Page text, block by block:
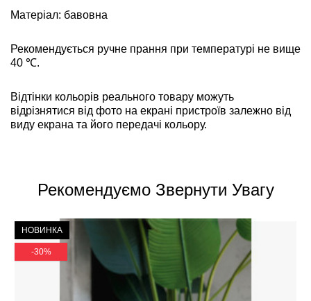
Матеріал: бавовна
Рекомендується ручне прання при температурі не вище
40 ℃.
Відтінки кольорів реального товару можуть
відрізнятися від фото на екрані пристроїв залежно від
виду екрана та його передачі кольору.
Рекомендуємо Звернути Увагу
НОВИНКА
-30%